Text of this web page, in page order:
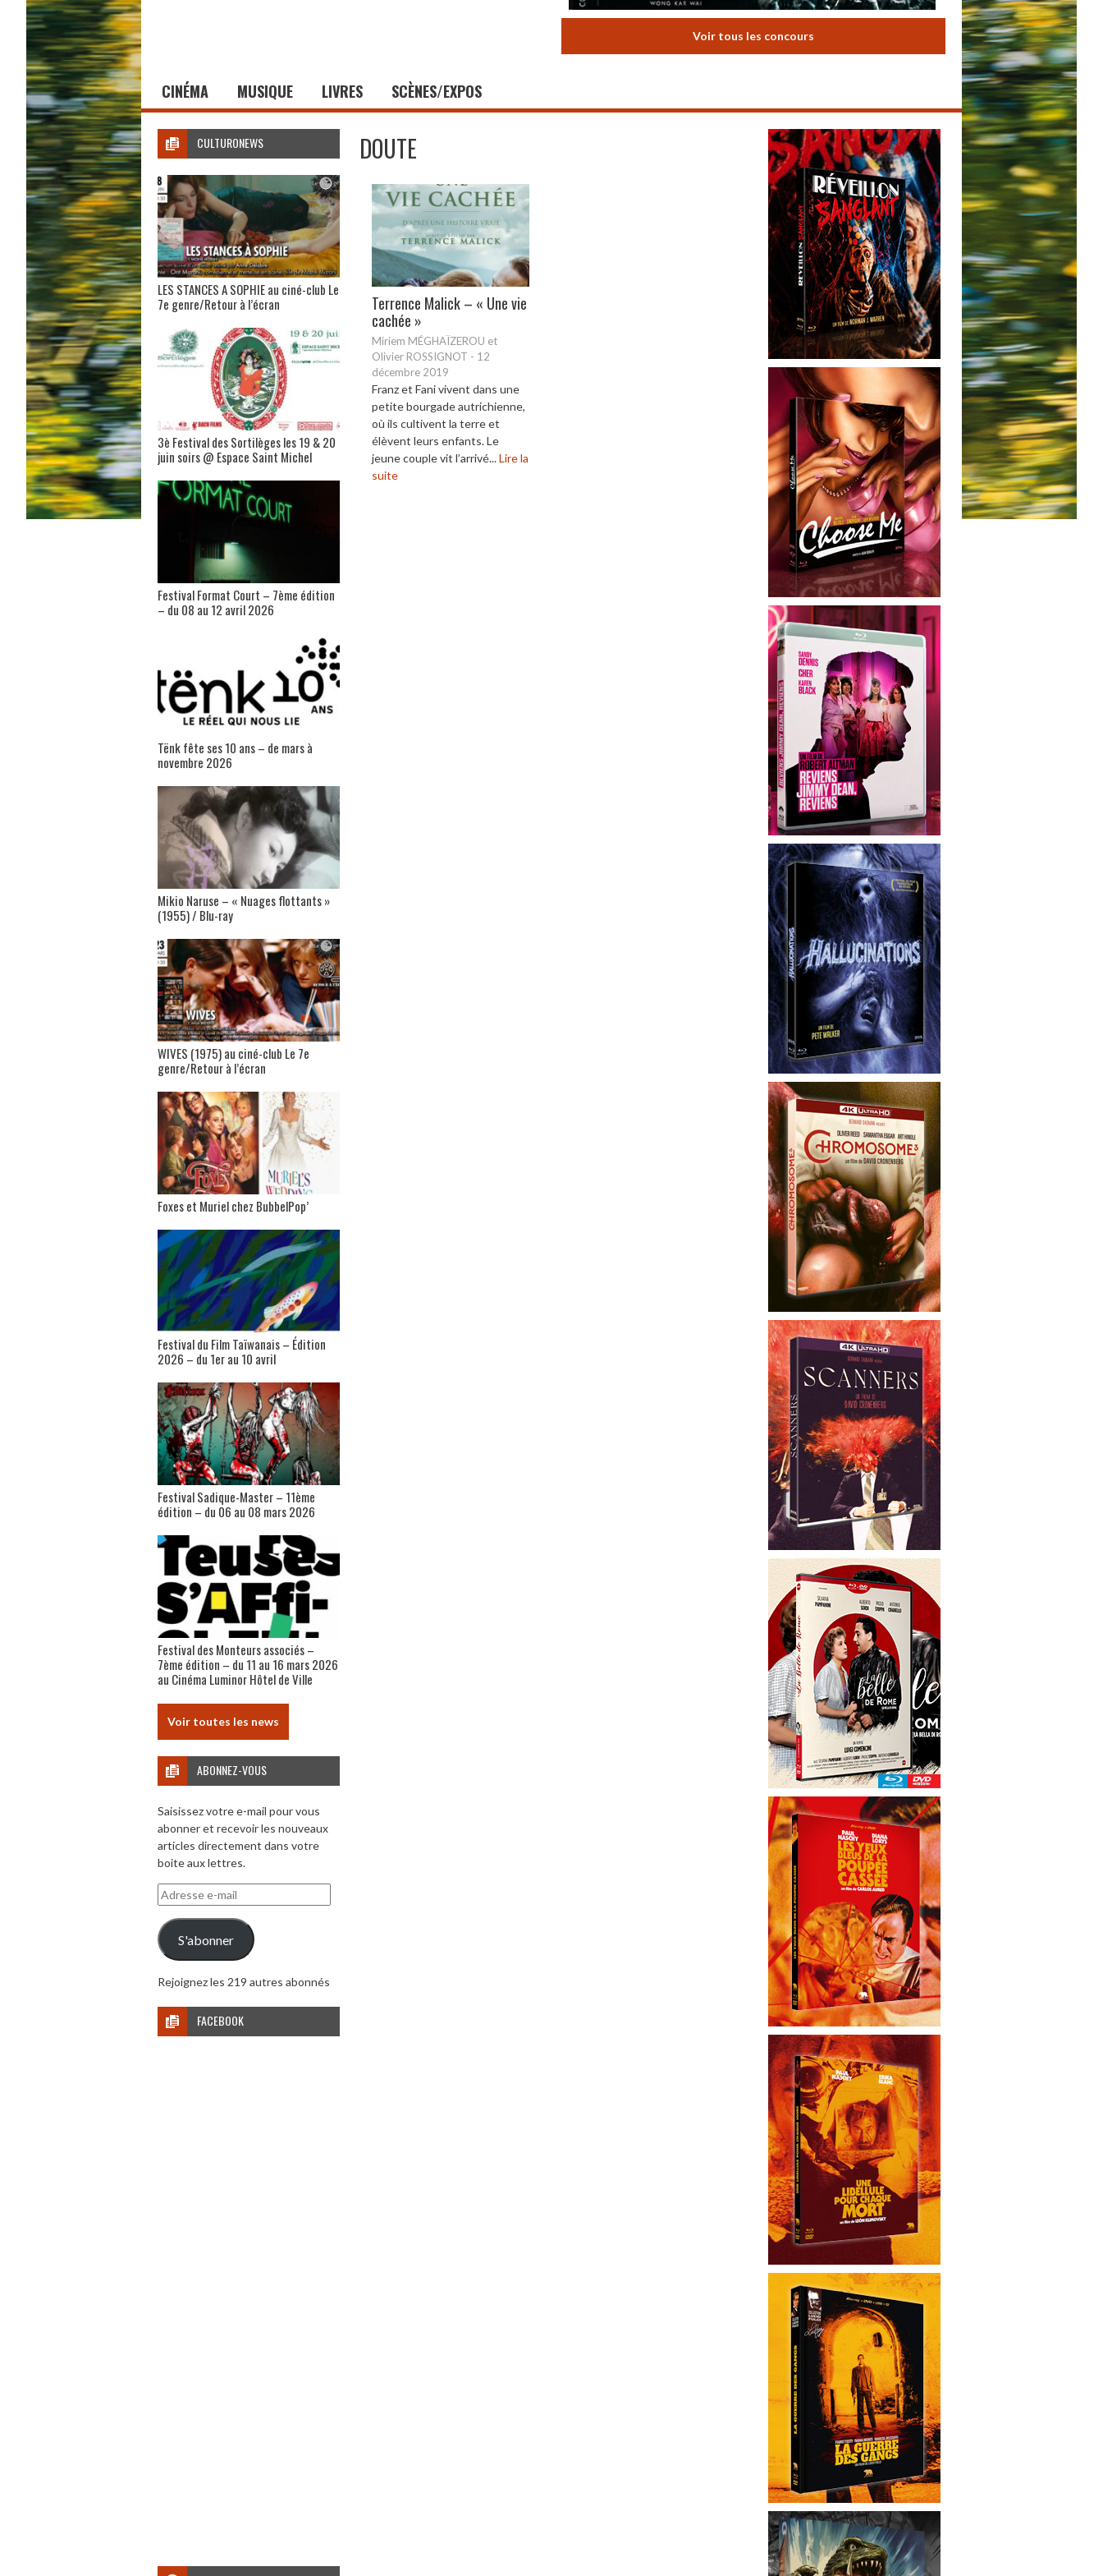
Voir tous les concours
CINÉMA MUSIQUE LIVRES SCÈNES/EXPOS
DOUTE
Terrence Malick – « Une vie
cachée »
Miriem MÉGHAÏZEROU et
Olivier ROSSIGNOT - 12
décembre 2019
Franz et Fani vivent dans une
petite bourgade autrichienne,
où ils cultivent la terre et
élèvent leurs enfants. Le
jeune couple vit l’arrivé...Lire la
suite
CULTURONEWS
LES STANCES A SOPHIE au ciné-club Le
7e genre/Retour à l’écran
3è Festival des Sortilèges les 19 & 20
juin soirs @ Espace Saint Michel
Festival Format Court – 7ème édition
– du 08 au 12 avril 2026
Tënk fête ses 10 ans – de mars à
novembre 2026
Mikio Naruse – « Nuages flottants »
(1955) / Blu-ray
WIVES (1975) au ciné-club Le 7e
genre/Retour à l’écran
Foxes et Muriel chez BubbelPop’
Festival du Film Taïwanais – Édition
2026 – du 1er au 10 avril
Festival Sadique-Master – 11ème
édition – du 06 au 08 mars 2026
Festival des Monteurs associés –
7ème édition – du 11 au 16 mars 2026
au Cinéma Luminor Hôtel de Ville
Voir toutes les news
ABONNEZ-VOUS
Saisissez votre e-mail pour vous
abonner et recevoir les nouveaux
articles directement dans votre
boite aux lettres.
Adresse
e-
mail
S'abonner
Rejoignez les 219 autres abonnés
FACEBOOK